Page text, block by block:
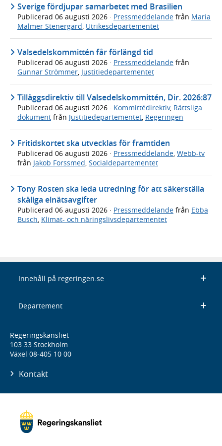
Sverige fördjupar samarbetet med Brasilien
Publicerad 06 augusti 2026 · Pressmeddelande från Maria
Malmer Stenergard, Utrikesdepartementet
Valsedelskommittén får förlängd tid
Publicerad 06 augusti 2026 · Pressmeddelande från
Gunnar Strömmer Justitiedepartementet
Tilläggsdirektiv till Valsedelskommittén, Dir. 2026:87
Publicerad 06 augusti 2026 · Kommittédirektiv, Rättsliga
dokument från Justitiedepartementet, Regeringen
Fritidskortet ska utvecklas för framtiden
Publicerad 06 augusti 2026 · Pressmeddelande, Webb-tv
från Jakob Forssmed, Socialdepartementet
Tony Rosten ska leda utredning för att säkerställa
skäliga elnätsavgifter
Publicerad 06 augusti 2026 · Pressmeddelande från Ebba
Busch Klimat- och näringslivsdepartementet
Innehåll på regeringen.se
Departement
Regeringskansliet
103 33 Stockholm
Växel 08-405 10 00
Kontakt